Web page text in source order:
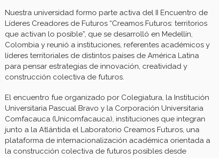
Nuestra universidad formo parte activa del II Encuentro de
Líderes Creadores de Futuros “Creamos Futuros: territorios
que activan lo posible”, que se desarrolló en Medellín,
Colombia y reunió a instituciones, referentes académicos y
líderes territoriales de distintos países de América Latina
para pensar estrategias de innovación, creatividad y
construcción colectiva de futuros.
El encuentro fue organizado por Colegiatura, la Institución
Universitaria Pascual Bravo y la Corporación Universitaria
Comfacauca (Unicomfacauca), instituciones que integran
junto a la Atlántida el Laboratorio Creamos Futuros, una
plataforma de internacionalización académica orientada a
la construcción colectiva de futuros posibles desde